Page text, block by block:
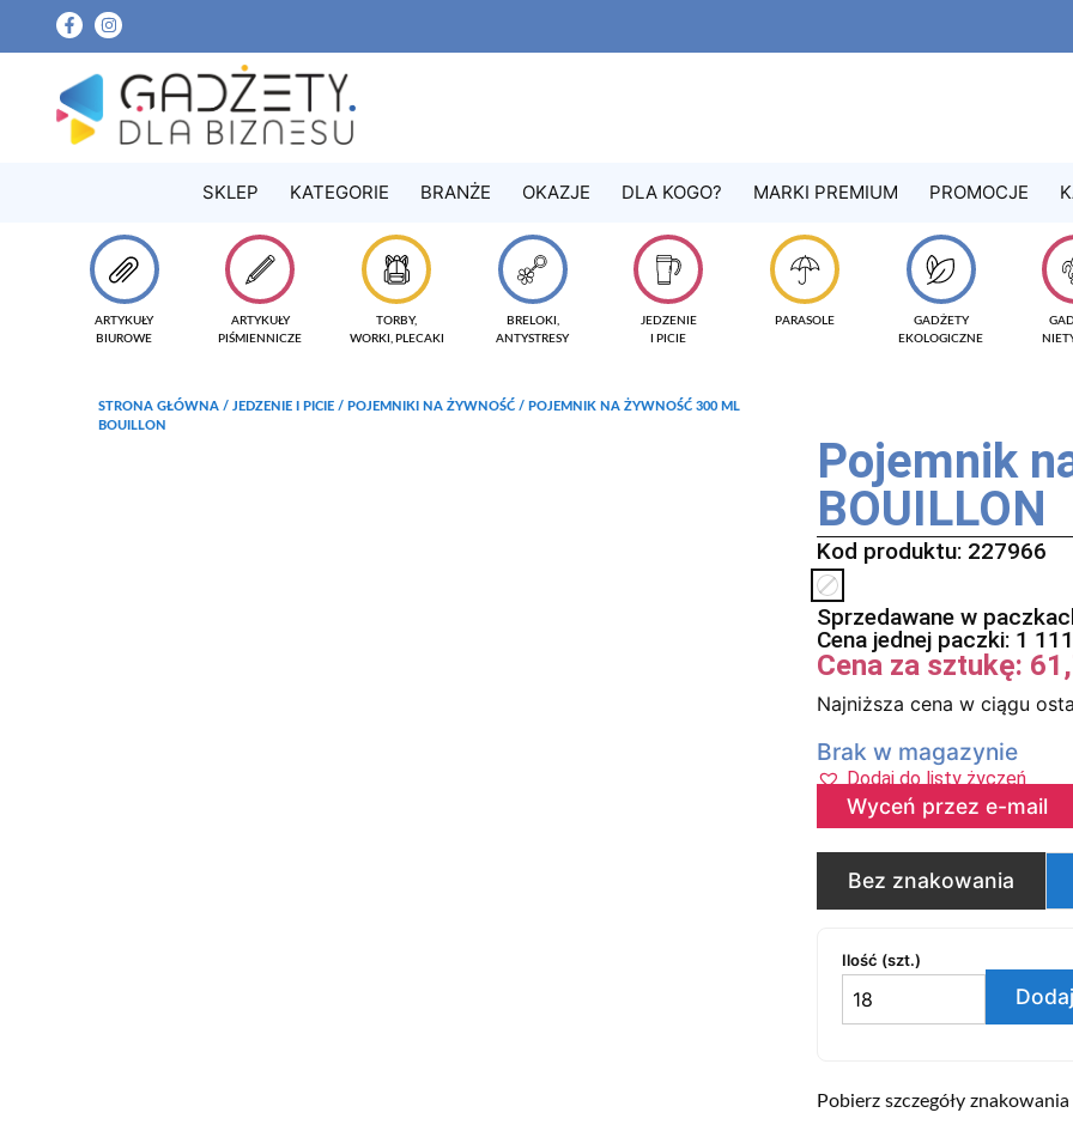
SKLEP KATEGORIE BRANŻE OKAZJE DLA KOGO? MARKI PREMIUM PROMOCJE
ARTYKUŁY
BIUROWE
ARTYKUŁY
PIŚMIENNICZE
TORBY,
WORKI, PLECAKI
BRELOKI,
ANTYSTRESY
JEDZENIE
I PICIE
PARASOLE
GADŻETY
EKOLOGICZNE
STRONA GŁÓWNA / JEDZENIE I PICIE / POJEMNIKI NA ŻYWNOŚĆ / POJEMNIK NA ŻYWNOŚĆ 300 ML
BOUILLON
Pojemnik
BOUILLON
Kod produktu: 227966
Sprzedawane w
Cena jednej paczki: 1
Cena za sztukę:
Najniższa cena w ciągu
Brak w magazynie
Dodaj do listy życzeń
Wyceń przez e-mail
Bez znakowania
Ilość (szt.)
Pobierz szczegóły znakowania